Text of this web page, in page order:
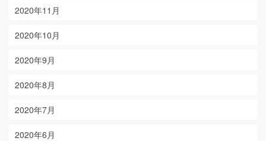
2020年11月
2020年10月
2020年9月
2020年8月
2020年7月
2020年6月